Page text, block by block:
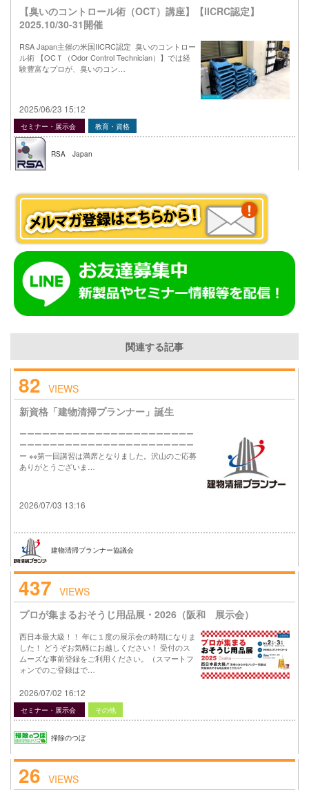
【臭いのコントロール術（OCT）講座】【IICRC認定】
2025.10/30-31開催
RSA Japan主催の米国IICRC認定 臭いのコントロー
ル術 【OCＴ（Odor Control Technician）】では経
験豊富なプロが、臭いのコン…
2025/06/23 15:12
セミナー・展示会 教育・資格
RSA Japan
関連する記事
82 VIEWS
新資格「建物清掃プランナー」誕生
ーーーーーーーーーーーーーーーーーーーーーーー
ーーーーーーーーーーーーーーーーーーーーーーー
ー ※※第一回講習は満席となりました。沢山のご応募
ありがとうございま…
2026/07/03 13:16
建物清掃プランナー協議会
437 VIEWS
プロが集まるおそうじ用品展・2026（阪和 展示会）
西日本最大級！！ 年に１度の展示会の時期になりま
した！ どうぞお気軽にお越しください！ 受付のス
ムーズな事前登録をご利用ください。（スマートフ
ォンでのご登録はで…
2026/07/02 16:12
セミナー・展示会 その他
掃除のつぼ
26 VIEWS